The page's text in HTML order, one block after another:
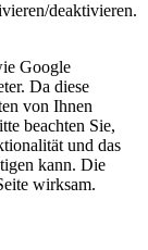
deaktivieren.
Google
Da diese
von Ihnen
beachten Sie,
und das
kann. Die
wirksam.